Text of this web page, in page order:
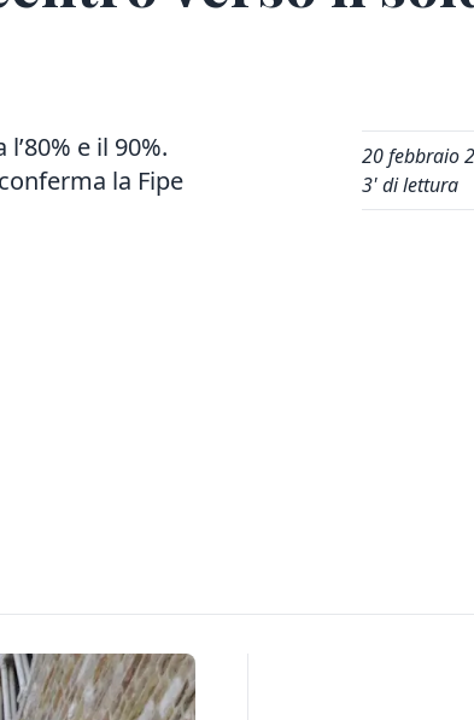
e il 90%.
la Fipe
20 febbraio
3' di lettura